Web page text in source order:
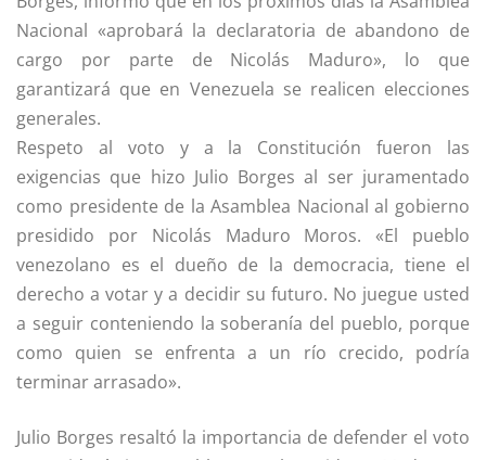
Nacional «aprobará la declaratoria de abandono de
cargo por parte de Nicolás Maduro», lo que
garantizará que en Venezuela se realicen elecciones
generales.
Respeto al voto y a la Constitución fueron las
exigencias que hizo Julio Borges al ser juramentado
como presidente de la Asamblea Nacional al gobierno
presidido por Nicolás Maduro Moros. «El pueblo
venezolano es el dueño de la democracia, tiene el
derecho a votar y a decidir su futuro. No juegue usted
a seguir conteniendo la soberanía del pueblo, porque
como quien se enfrenta a un río crecido, podría
terminar arrasado».
Julio Borges resaltó la importancia de defender el voto